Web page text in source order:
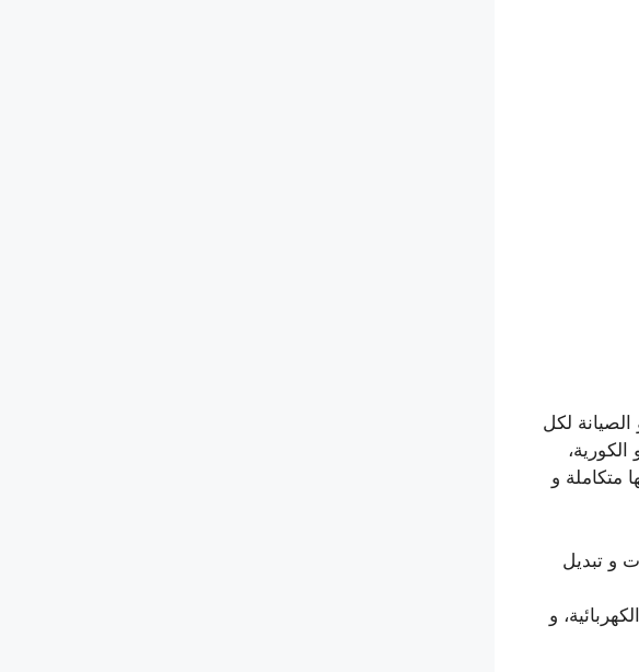
لكل
متكاملة و
و تبديل
و